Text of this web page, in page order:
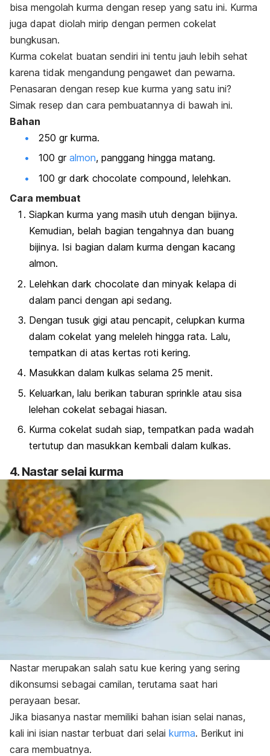
bisa mengolah kurma dengan resep yang satu ini. Kurma
juga dapat diolah mirip dengan permen cokelat
bungkusan.
Kurma cokelat buatan sendiri ini tentu jauh lebih sehat
karena tidak mengandung pengawet dan pewarna.
Penasaran dengan resep kue kurma yang satu ini?
Simak resep dan cara pembuatannya di bawah ini.
Bahan
250 gr kurma.
100 gr almon, panggang hingga matang.
100 gr dark chocolate compound, lelehkan.
Cara membuat
Siapkan kurma yang masih utuh dengan bijinya.
Kemudian, belah bagian tengahnya dan buang
bijinya. Isi bagian dalam kurma dengan kacang
almon.
Lelehkan dark chocolate dan minyak kelapa di
dalam panci dengan api sedang.
Dengan tusuk gigi atau pencapit, celupkan kurma
dalam cokelat yang meleleh hingga rata. Lalu,
tempatkan di atas kertas roti kering.
Masukkan dalam kulkas selama 25 menit.
Keluarkan, lalu berikan taburan sprinkle atau sisa
lelehan cokelat sebagai hiasan.
Kurma cokelat sudah siap, tempatkan pada wadah
tertutup dan masukkan kembali dalam kulkas.
4. Nastar selai kurma
Nastar merupakan salah satu kue kering yang sering
dikonsumsi sebagai camilan, terutama saat hari
perayaan besar.
Jika biasanya nastar memiliki bahan isian selai nanas,
kali ini isian nastar terbuat dari selai kurma. Berikut ini
cara membuatnya.